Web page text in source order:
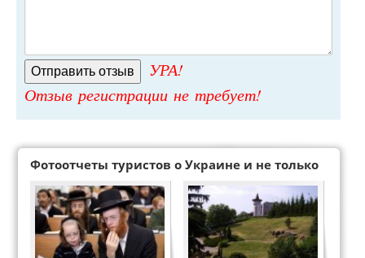
УРА!
Отзыв регистрации не требует!
Фотоотчеты туристов о Украине и не только